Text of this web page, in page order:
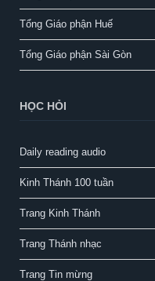
Tổng Giáo phận Huế
Tổng Giáo phận Sài Gòn
HỌC HỎI
Daily reading audio
Kinh Thánh 100 tuần
Trang Kinh Thánh
Trang Thánh nhạc
Trang Tin mừng